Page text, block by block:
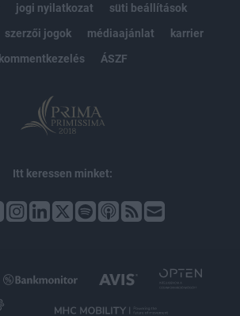
jogi nyilatkozat
süti beállítások
szerzői jogok médiaajánlat
karrier
kommentkezelés
ÁSZF
Itt keressen minket: